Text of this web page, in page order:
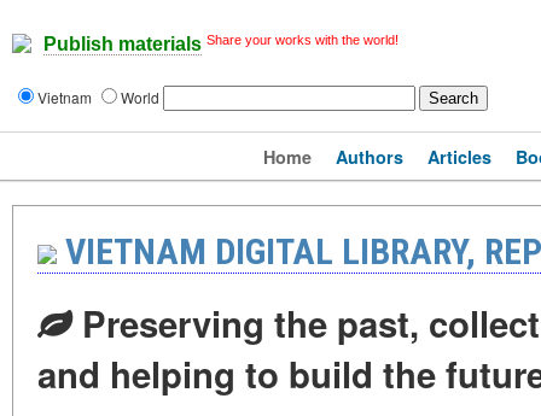
Publish materials Share your works with the world!
Vietnam World
Home Authors Articles
VIETNAM DIGITAL LIBRARY,
Preserving the past,
and helping to build the